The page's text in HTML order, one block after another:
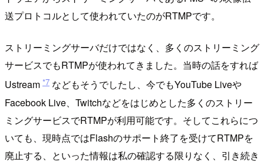
送プロトコルとして使われていたのがRTMPです。
ストリーミングサーバだけではなく、多くのストリーミング
サービスでもRTMPが使われてきました。当時の話をすれば
Ustream *7 などもそうでしたし、今でもYouTube Liveや
Facebook Live、Twitchなどをはじめとした多くのストリー
ミングサービスでRTMPが利用可能です。そしてこれらにつ
いても、現時点ではFlashのサポート終了を受けてRTMPを
廃止する、といった情報は私の確認する限りなく、引き続き